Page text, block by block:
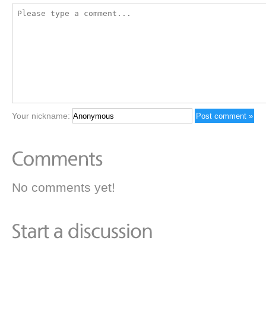
Your nickname:
No comments yet!